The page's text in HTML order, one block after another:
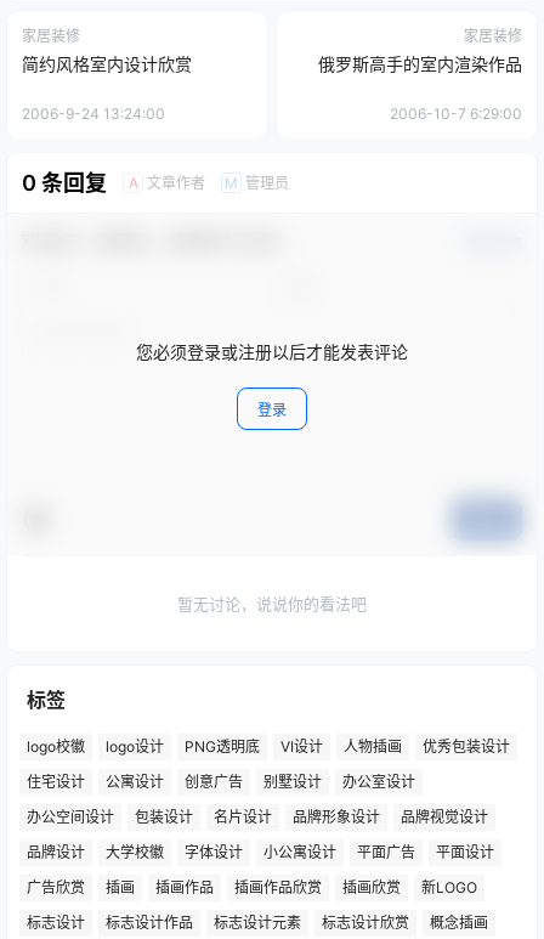
家居装修
简约风格室内设计欣赏
2006-9-24 13:24:00
家居装修
俄罗斯高手的室内渲染作品
2006-10-7 6:29:00
0 条回复 A 文章作者 M 管理员
您必须登录或注册以后才能发表评论
登录
暂无讨论，说说你的看法吧
标签
logo校徽 logo设计 PNG透明底 VI设计 人物插画
优秀包装设计
住宅设计
公寓设计 创意广告 别墅设计
办公室设计
办公空间设计
包装设计 名片设计 品牌形象设计
品牌视觉设计
品牌设计
大学校徽 字体设计 小公寓设计 平面广告
平面设计
广告欣赏
插画 插画作品 插画作品欣赏 插画欣赏
新LOGO
标志设计
标志设计作品 标志设计元素 标志设计欣赏 概念插画